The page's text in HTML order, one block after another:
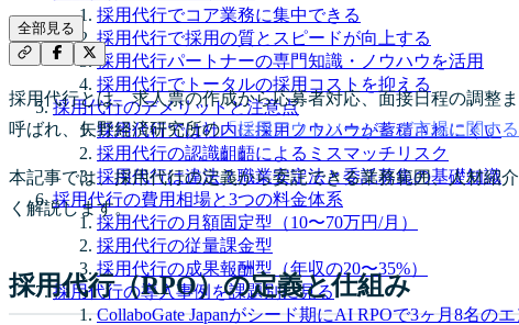
採用代行でコア業務に集中できる
採用代行で採用の質とスピードが向上する
採用代行パートナーの専門知識・ノウハウを活用
採用代行でトータルの採用コストを抑える
採用代行のデメリットと注意点
採用代行では社内に採用ノウハウが蓄積されにくい
採用代行の認識齟齬によるミスマッチリスク
採用代行は違法？職業安定法と委託募集の基礎知識
採用代行の費用相場と3つの料金体系
採用代行の月額固定型（10〜70万円/月）
採用代行の従量課金型
採用代行の成果報酬型（年収の20〜35%）
採用代行の導入事例を課題別に見る
CollaboGate Japanがシード期にAI RPOで3ヶ月8名の
全部見る
採用代行とは、求人票の作成から応募者対応、面接日程の調整
呼ばれ、矢野経済研究所の「採用アウトソーシング市場に関する
本記事では、採用代行の定義から委託できる業務範囲、人材紹
く解説します。
採用代行（RPO）の定義と仕組み